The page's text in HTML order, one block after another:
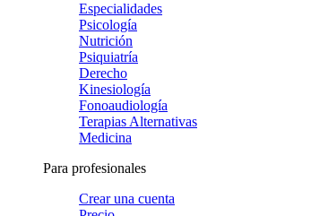
Especialidades
Psicología
Nutrición
Psiquiatría
Derecho
Kinesiología
Fonoaudiología
Terapias Alternativas
Medicina
Para profesionales
Crear una cuenta